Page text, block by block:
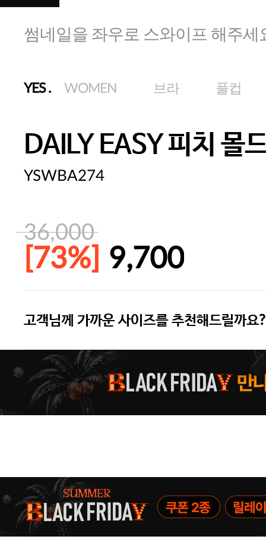
썸네일을 좌우로 스와이프 해주세
YES. WOMEN 브라 풀컵
DAILY EASY 피치 몰
YSWBA274
36,000
[73%] 9,700
주말특가 20%(8.7~8.9)/5만원 이
[썸머블프] 1만원 할인 쿠폰(8.1~31)
[썸머블프] 2만원 할인 쿠폰(8.1~31)
고객님께 가까운 사이즈를 추천해드릴까요?